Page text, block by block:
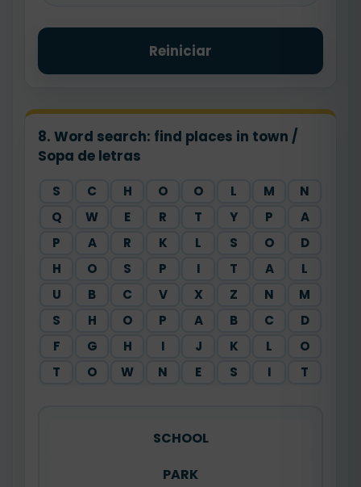
Reiniciar
8. Word search: find places in town /
Sopa de letras
S C H O O L M
N
Q
W E R T Y P
A
P
A R K L S O
D
H
O S P I T A
L
U
B C V X Z N
M
S
H O P A B C
D
F
G H I J K L
O
T
O W N E S I T
SCHOOL
PARK